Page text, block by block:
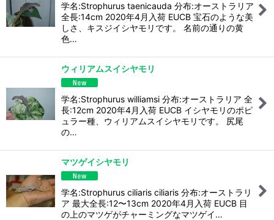
学名:Strophurus taenicauda 分布:オーストラリア
全長:14cm 2020年4月入荷 EUCB 宝石のような美
しさ、キスジイシヤモリです。 名前の通りの黄
色…
ウィリアムスイシヤモリ
学名:Strophurus williamsi 分布:オーストラリア 全
長:12cm 2020年4月入荷 EUCB イシヤモリのポピ
ュラー種、ウィリアムスイシヤモリです。 尻尾
の…
マツゲイシヤモリ
学名:Strophurus ciliaris ciliaris 分布:オーストラリ
ア 最大全長:12〜13cm 2020年4月入荷 EUCB 目
の上のマツゲがチャーミングなマツゲイ…